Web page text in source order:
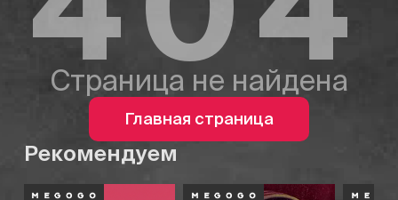
Страница не найдена
Главная страница
Рекомендуем